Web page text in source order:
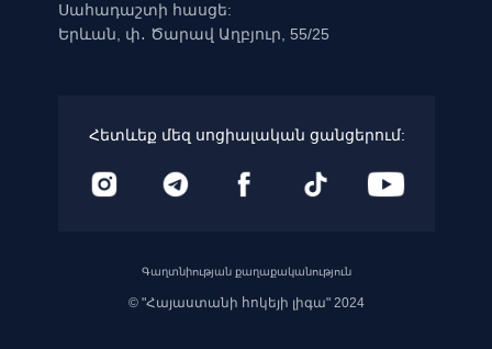
© "Հայաստանի հոկեյի լիգա" 2024
Գաղտնիության քաղաքականություն
Սահադաշտի հասցե:
Երևան, փ․ Ծարավ Աղբյուր, 55/25
Հետևեք մեզ սոցիալական ցանցերում: